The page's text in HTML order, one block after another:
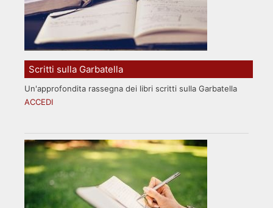
Scritti sulla Garbatella
Un'approfondita rassegna dei libri scritti sulla Garbatella
ACCEDI